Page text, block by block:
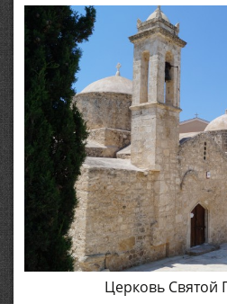
Церковь Святой